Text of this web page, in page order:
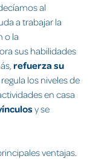
al
a trabajar la
o la
sus habilidades
refuerza su
regula los niveles de
en casa
y se
ventajas.